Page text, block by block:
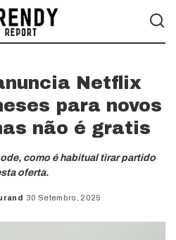
Netflix
para novos
não é gratis
como é habitual tirar partido
oferta.
30 Setembro, 2025